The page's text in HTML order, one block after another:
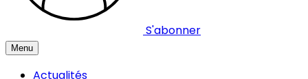
S'abonner
Menu
Actualités